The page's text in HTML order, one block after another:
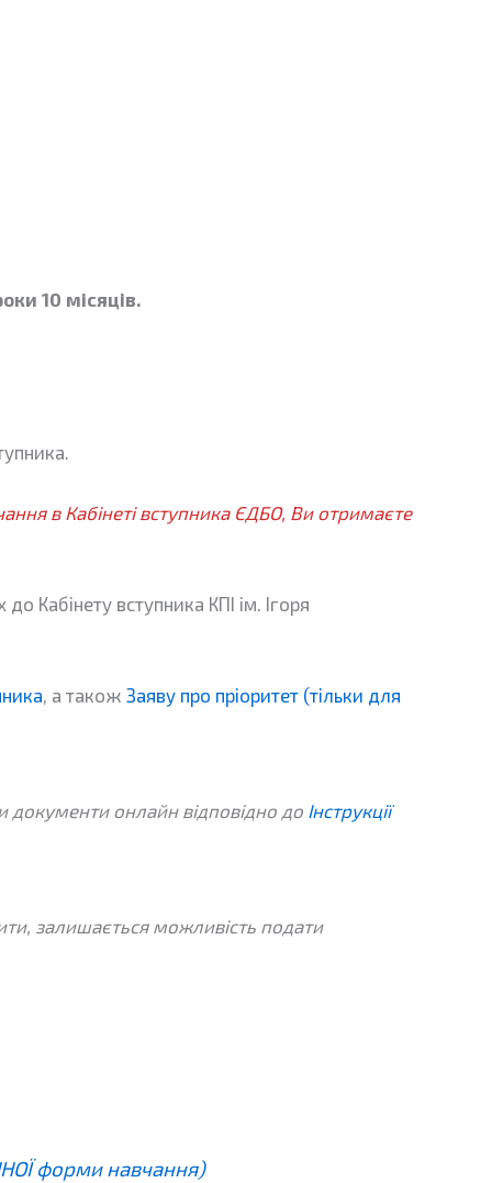
10 місяців.
в Кабінеті вступника ЄДБО, Ви отримаєте
Кабінету вступника КПІ ім. Ігоря
, а також Заяву про пріоритет (тільки для
документи онлайн відповідно до Інструкції
залишається можливість подати
форми навчання)